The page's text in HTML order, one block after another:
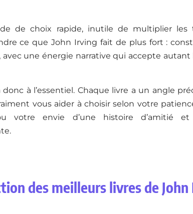
de choix rapide, inutile de multiplier les
ce que John Irving fait de plus fort :
une énergie narrative qui accepte autant
à l’essentiel. Chaque livre a un angle
vous aider à choisir selon votre
votre envie d’une histoire d’amitié
des meilleurs livres de